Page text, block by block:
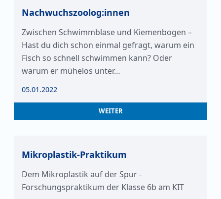
Nachwuchszoolog:innen
Zwischen Schwimmblase und Kiemenbogen –
Hast du dich schon einmal gefragt, warum ein
Fisch so schnell schwimmen kann? Oder
warum er mühelos unter…
05.01.2022
WEITER
Mikroplastik-Praktikum
Dem Mikroplastik auf der Spur -
Forschungspraktikum der Klasse 6b am KIT